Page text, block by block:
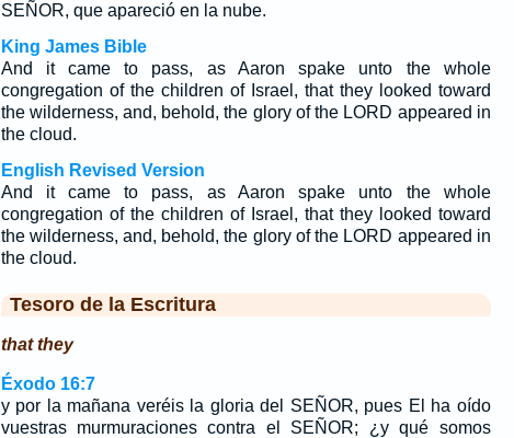
SEÑOR, que apareció en la nube.
King James Bible
And it came to pass, as Aaron spake unto the whole
congregation of the children of Israel, that they looked toward
the wilderness, and, behold, the glory of the LORD appeared in
the cloud.
English Revised Version
And it came to pass, as Aaron spake unto the whole
congregation of the children of Israel, that they looked toward
the wilderness, and, behold, the glory of the LORD appeared in
the cloud.
Tesoro de la Escritura
that they
Éxodo 16:7
y por la mañana veréis la gloria del SEÑOR, pues El ha oído
vuestras murmuraciones contra el SEÑOR; ¿y qué somos